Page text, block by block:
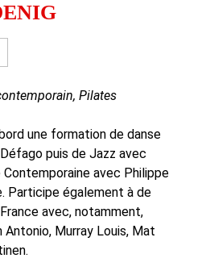
Pilates
une formation de danse
puis de Jazz avec
avec Philippe
Participe également à de
avec, notamment,
Antonio, Murray Louis, Mat